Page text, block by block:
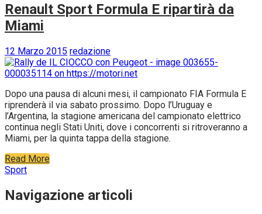
Renault Sport Formula E ripartirà da
Miami
12 Marzo 2015 redazione
Dopo una pausa di alcuni mesi, il campionato FIA Formula E
riprenderà il via sabato prossimo. Dopo l’Uruguay e
l’Argentina, la stagione americana del campionato elettrico
continua negli Stati Uniti, dove i concorrenti si ritroveranno a
Miami, per la quinta tappa della stagione.
Read More
Sport
Navigazione articoli